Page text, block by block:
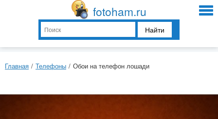
fotoham.ru
Найти
Главная / Телефоны / Обои на телефон лошади